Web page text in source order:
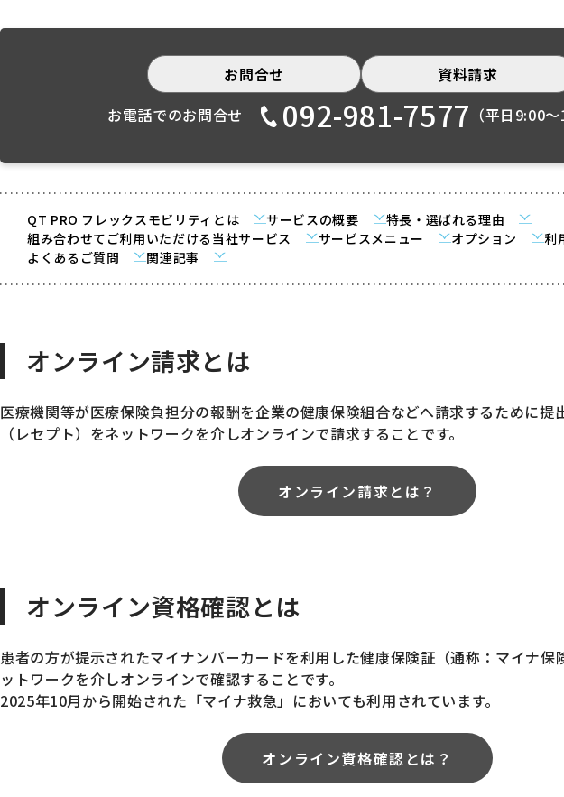
お問合せ
資料請求
お電話でのお問合せ
092-981-7577 （平日9:00〜
QT PRO フレックスモビリティとは サービスの概要
特長・選ばれる理由
組み合わせてご利用いただける当社サービス
サービスメニュー オプション
利
よくあるご質問
関連記事
オンライン請求とは
医療機関等が医療保険負担分の報酬を企業の健康保険組合などへ請求するために提
（レセプト）をネットワークを介しオンラインで請求することです。
オンライン請求とは？
オンライン資格確認とは
患者の方が提示されたマイナンバーカードを利用した健康保険証（通称：マイナ保
ットワークを介しオンラインで確認することです。
2025年10月から開始された「マイナ救急」においても利用されています。
オンライン資格確認とは？